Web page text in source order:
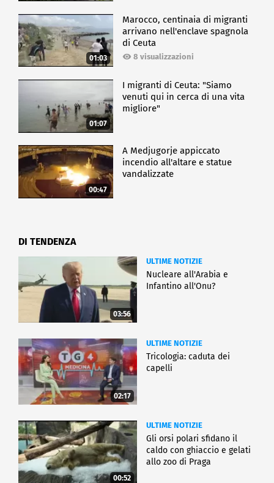
01:03
Marocco, centinaia di migranti
arrivano nell'enclave spagnola
di Ceuta
8 visualizzazioni
01:07
I migranti di Ceuta: "Siamo
venuti qui in cerca di una vita
migliore"
00:47
A Medjugorje appiccato
incendio all'altare e statue
vandalizzate
DI TENDENZA
03:56
ULTIME NOTIZIE
Nucleare all'Arabia e
Infantino all'Onu?
02:17
ULTIME NOTIZIE
Tricologia: caduta dei
capelli
00:52
ULTIME NOTIZIE
Gli orsi polari sfidano il
caldo con ghiaccio e gelati
allo zoo di Praga